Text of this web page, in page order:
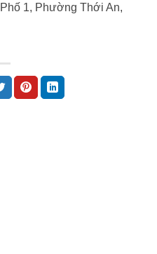
1, Phường Thới An,